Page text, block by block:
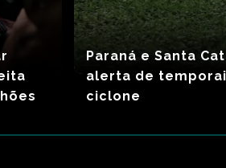
Paraná e Santa
alerta de
ciclone